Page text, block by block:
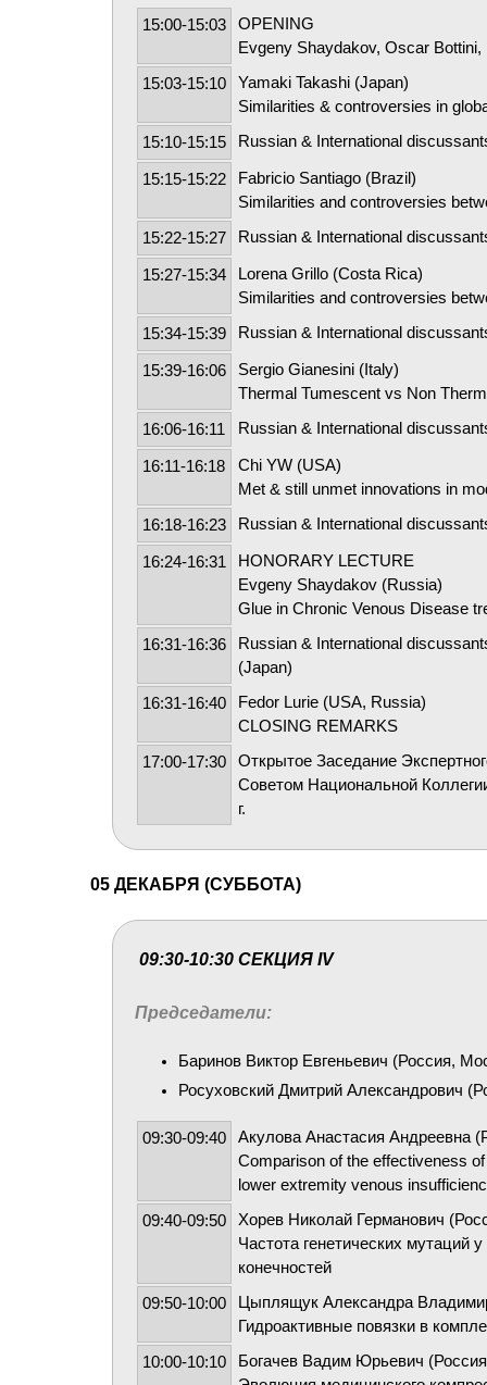
15:00-15:03
OPENING
Evgeny Shaydakov, Oscar
15:03-15:10
Yamaki Takashi (Japan)
Similarities & controversies in
15:10-15:15 Russian & International
15:15-15:22
Fabricio Santiago (Brazil)
Similarities and controversies
15:22-15:27 Russian & International
15:27-15:34
Lorena Grillo (Costa Rica)
Similarities and controversies
15:34-15:39 Russian & International
15:39-16:06
Sergio Gianesini (Italy)
Thermal Tumescent vs Non
16:06-16:11 Russian & International
16:11-16:18
Chi YW (USA)
Met & still unmet innovations in
16:18-16:23 Russian & International
16:24-16:31
HONORARY LECTURE
Evgeny Shaydakov (Russia)
Glue in Chronic Venous Disease
16:31-16:36
Russian & International
(Japan)
16:31-16:40
Fedor Lurie (USA, Russia)
CLOSING REMARKS
17:00-17:30
Открытое Заседание
Советом Национальной
г.
05 ДЕКАБРЯ (СУББОТА)
09:30-10:30 СЕКЦИЯ IV
Председатели:
Баринов Виктор Евгеньевич (Россия,
Росуховский Дмитрий Александрович
09:30-09:40
Акулова Анастасия Андреевна
Comparison of the effectiveness
lower extremity venous
09:40-09:50
Хорев Николай Германович
Частота генетических мутаций
конечностей
09:50-10:00
Цыплящук Александра
Гидроактивные повязки в
10:00-10:10
Богачев Вадим Юрьевич